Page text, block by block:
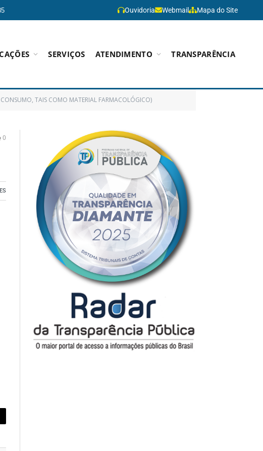
Ouvidoria Webmail Mapa do Site
SERVIÇOS ATENDIMENTO TRANSPARÊNCIA
TAIS COMO MATERIAL FARMACOLÓGICO)
0